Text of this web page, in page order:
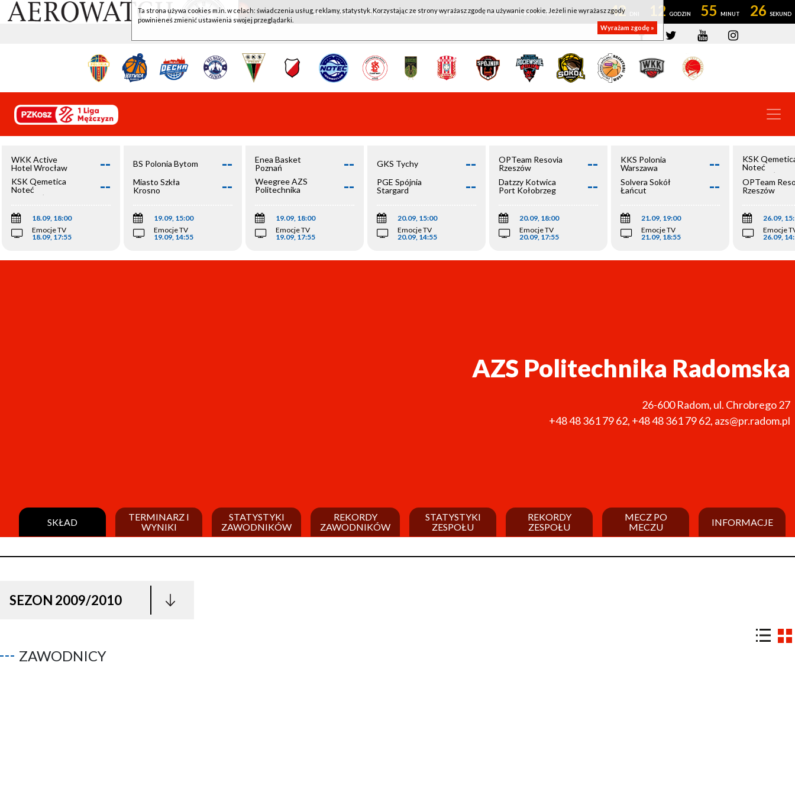
WKK ACTIVE HOTEL WROCŁAW - KSK QEMETICA NOTEĆ INOWROCŁAW 42 12 55 26
WKK Active
Hotel Wrocław
--
KSK Qemetica
Noteć
Inowrocław
--
18.09, 18:00
Emocje TV
18.09, 17:55
BS Polonia Bytom --
Miasto Szkła
Krosno
--
19.09, 15:00
Emocje TV
19.09, 14:55
Enea Basket
Poznań
--
Weegree AZS
Politechnika
--
19.09, 18:00
Emocje TV
19.09, 17:55
GKS Tychy --
PGE Spójnia
Stargard
--
20.09, 15:00
Emocje TV
20.09, 14:55
OPTeam Resovia
Rzeszów
--
Datzzy Kotwica
Port Kołobrzeg
--
20.09, 18:00
Emocje TV
20.09, 17:55
KKS Polonia
Warszawa
--
Solvera Sokół
Łańcut
--
21.09, 19:00
Emocje TV
21.09, 18:55
KSK
Noteć
Inowrocław
OPTeam
Rzeszów
26.09,
Emocje
26.09,
AZS Politechnika Radomska
26-600 Radom, ul. Chrobrego 27
+48 48 361 79 62, +48 48 361 79 62, azs@pr.radom.pl
SKŁAD
TERMINARZ I
WYNIKI
STATYSTYKI
ZAWODNIKÓW
REKORDY
ZAWODNIKÓW
STATYSTYKI
ZESPOŁU
REKORDY
ZESPOŁU
MECZ PO
MECZU
INFORMACJE
SEZON 2009/2010
ZAWODNICY
Ta strona używa cookies m.in. w celach: świadczenia usług, reklamy, statystyk. Korzystając ze strony wyrażasz zgodę na używanie cookie. Jeżeli nie wyrażasz zgody
powinieneś zmienić ustawienia swojej przeglądarki.
Wyrażam zgodę »